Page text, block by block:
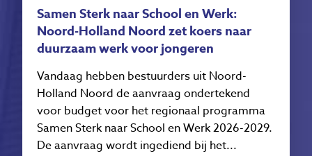
Samen Sterk naar School en Werk:
Noord-Holland Noord zet koers naar
duurzaam werk voor jongeren
Vandaag hebben bestuurders uit Noord-
Holland Noord de aanvraag ondertekend
voor budget voor het regionaal programma
Samen Sterk naar School en Werk 2026-2029.
De aanvraag wordt ingediend bij het...